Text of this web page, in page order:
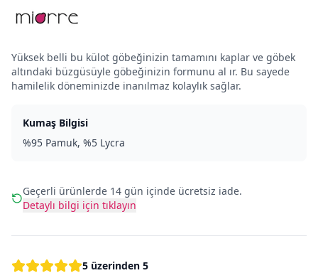
Yüksek belli bu külot göbeğinizin tamamını kaplar ve göbek
altındaki büzgüsüyle göbeğinizin formunu al ır. Bu sayede
hamilelik döneminizde inanılmaz kolaylık sağlar.
Kumaş Bilgisi
%95 Pamuk, %5 Lycra
Geçerli ürünlerde 14 gün içinde ücretsiz iade.
Detaylı bilgi için tıklayın
5 üzerinden 5